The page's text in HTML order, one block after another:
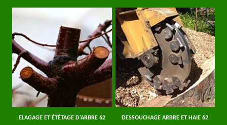
ELAGAGE ET ÉTÊTAGE D'ARBRE 62 DESSOUCHAGE ARBRE ET HAIE 62